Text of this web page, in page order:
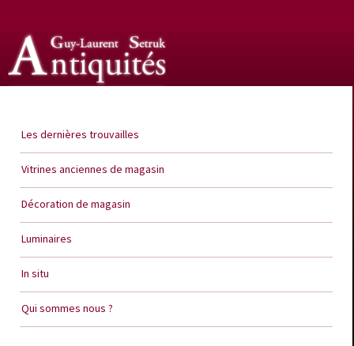
Les dernières trouvailles
Vitrines anciennes de magasin
Décoration de magasin
Luminaires
In situ
Qui sommes nous ?